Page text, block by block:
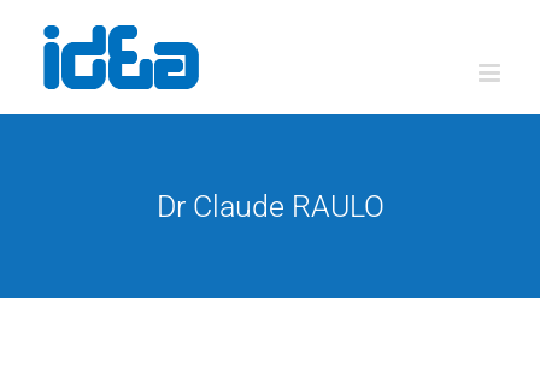
contenu
Dr Claude RAULO